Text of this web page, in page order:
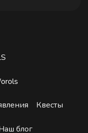
Квесты
блог